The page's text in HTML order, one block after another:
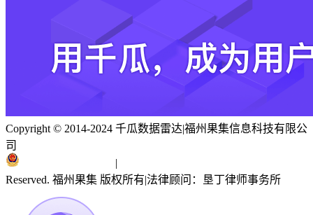
Copyright © 2014-2024 千瓜数据雷达|福州果集信息科技有限公
司
|
Reserved. 福州果集 版权所有|法律顾问：垦丁律师事务所